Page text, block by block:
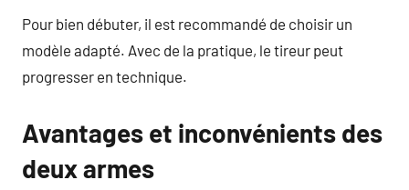
Pour bien débuter, il est recommandé de choisir un
modèle adapté. Avec de la pratique, le tireur peut
progresser en technique.
Avantages et inconvénients des
deux armes